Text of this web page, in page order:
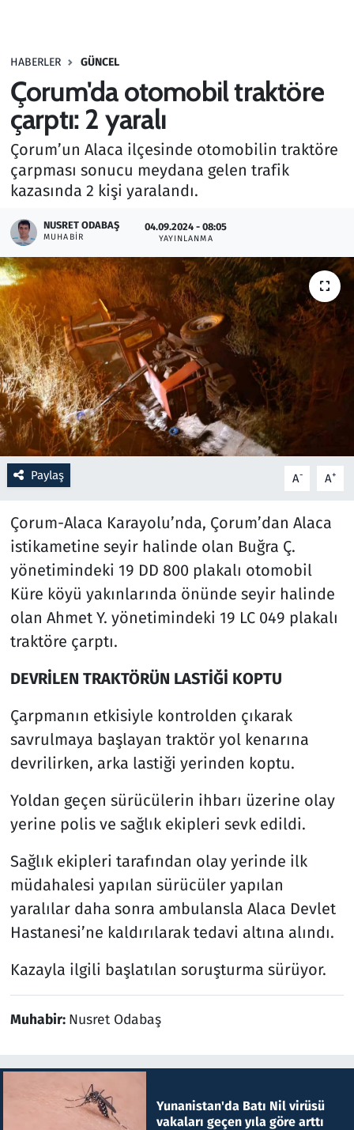
HABERLER GÜNCEL
Çorum'da otomobil traktöre
çarptı: 2 yaralı
Çorum’un Alaca ilçesinde otomobilin traktöre
çarpması sonucu meydana gelen trafik
kazasında 2 kişi yaralandı.
NUSRET ODABAŞ
MUHABIR
04.09.2024 - 08:05
YAYINLANMA
Paylaş A- A+
Çorum-Alaca Karayolu’nda, Çorum’dan Alaca
istikametine seyir halinde olan Buğra Ç.
yönetimindeki 19 DD 800 plakalı otomobil
Küre köyü yakınlarında önünde seyir halinde
olan Ahmet Y. yönetimindeki 19 LC 049 plakalı
traktöre çarptı.
DEVRİLEN TRAKTÖRÜN LASTİĞİ KOPTU
Çarpmanın etkisiyle kontrolden çıkarak
savrulmaya başlayan traktör yol kenarına
devrilirken, arka lastiği yerinden koptu.
Yoldan geçen sürücülerin ihbarı üzerine olay
yerine polis ve sağlık ekipleri sevk edildi.
Sağlık ekipleri tarafından olay yerinde ilk
müdahalesi yapılan sürücüler yapılan
yaralılar daha sonra ambulansla Alaca Devlet
Hastanesi’ne kaldırılarak tedavi altına alındı.
Kazayla ilgili başlatılan soruşturma sürüyor.
Muhabir: Nusret Odabaş
Yunanistan'da Batı Nil virüsü
vakaları geçen yıla göre arttı
Haber
Kültür Sanat
Kurumsal Haberler
Lezzet Durağı
Memur ve Kamu
Otomobil
Oyun
Ramazan
Resmi İlanlar
Rüya Tabirleri
Sağlık
Seçim 2023
Spor
Teknoloji ve Bilim
Televizyon